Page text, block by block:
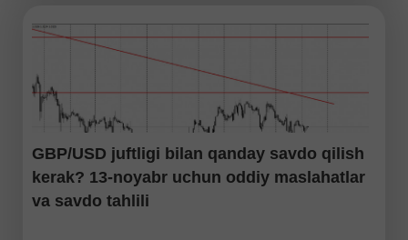
GBP/USD juftligi bilan qanday savdo qilish
kerak? 13-noyabr uchun oddiy maslahatlar
va savdo tahlili